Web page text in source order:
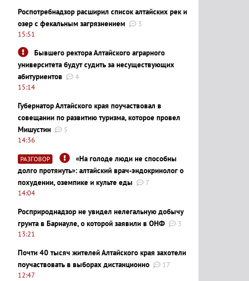
Роспотребнадзор расширил список алтайских рек и
озер с фекальным загрязнением
3
15:51
Бывшего ректора Алтайского аграрного
университета будут судить за несуществующих
абитуриентов
4
15:14
Губернатор Алтайского края поучаствовал в
совещании по развитию туризма, которое провел
Мишустин
5
14:36
РАЗГОВОР
«На голоде люди не способны
долго протянуть»: алтайский врач-эндокринолог о
похудении, оземпике и культе еды
7
14:04
Росприроднадзор не увидел нелегальную добычу
грунта в Барнауле, о которой заявили в ОНФ
3
13:21
Почти 40 тысяч жителей Алтайского края захотели
поучаствовать в выборах дистанционно
17
12:47